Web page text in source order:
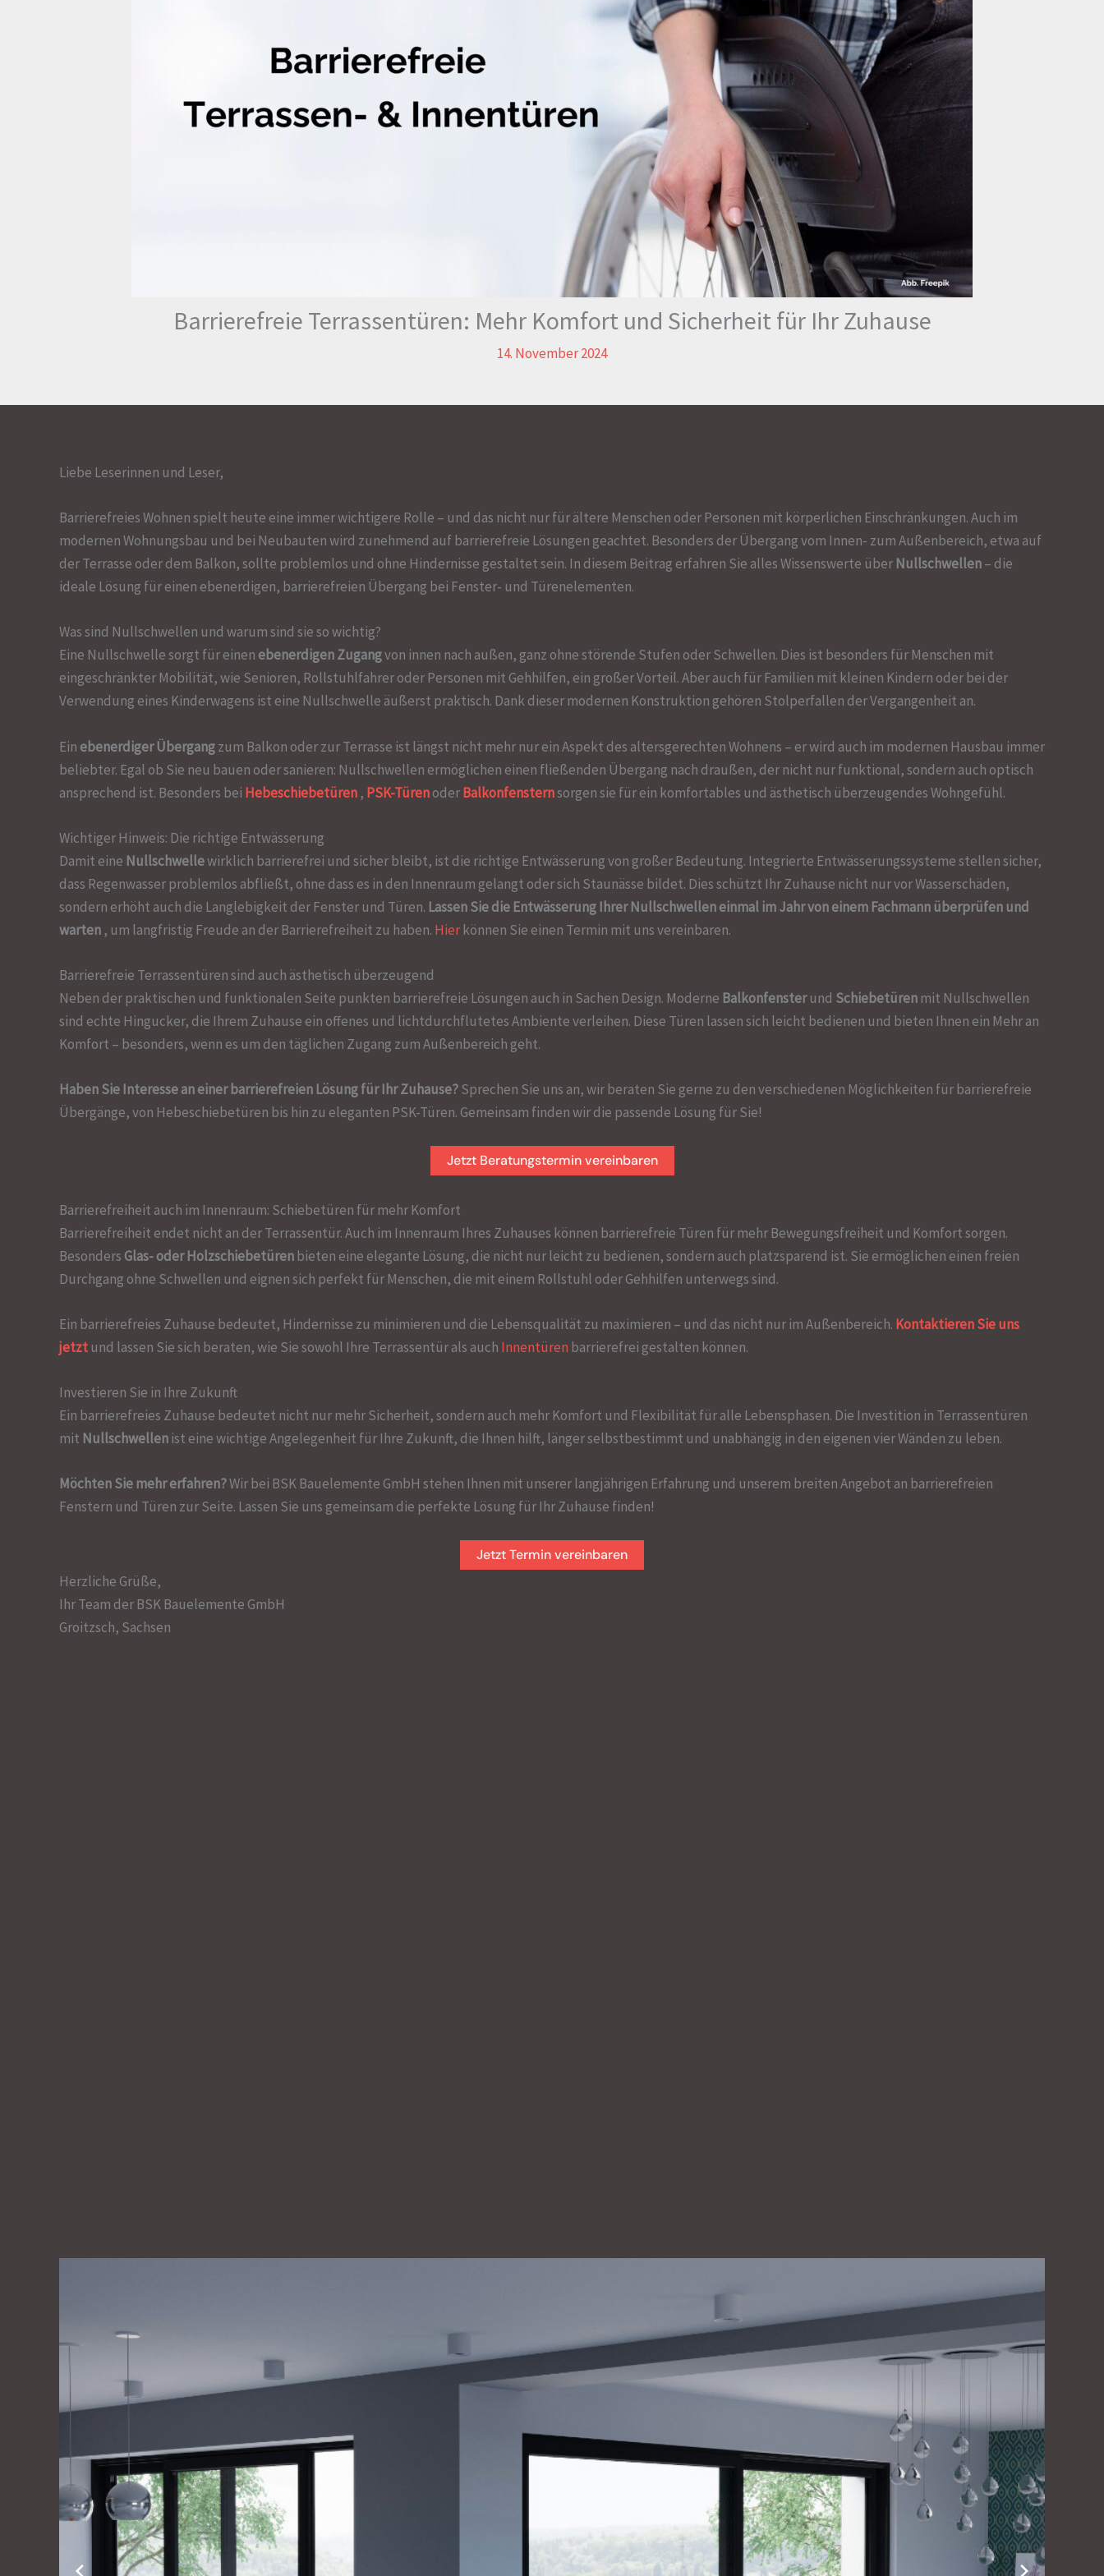
Barrierefreie Terrassentüren: Mehr Komfort und Sicherheit für Ihr Zuhause
14. November 2024
Liebe Leserinnen und Leser,
Barrierefreies Wohnen spielt heute eine immer wichtigere Rolle – und das nicht nur für ältere Menschen oder Personen mit körperlichen Einschränkungen. Auch im
modernen Wohnungsbau und bei Neubauten wird zunehmend auf barrierefreie Lösungen geachtet. Besonders der Übergang vom Innen- zum Außenbereich, etwa auf
der Terrasse oder dem Balkon, sollte problemlos und ohne Hindernisse gestaltet sein. In diesem Beitrag erfahren Sie alles Wissenswerte über Nullschwellen– die
ideale Lösung für einen ebenerdigen, barrierefreien Übergang bei Fenster- und Türenelementen.
Was sind Nullschwellen und warum sind sie so wichtig?
Eine Nullschwelle sorgt für einen ebenerdigen Zugangvon innen nach außen, ganz ohne störende Stufen oder Schwellen. Dies ist besonders für Menschen mit
eingeschränkter Mobilität, wie Senioren, Rollstuhlfahrer oder Personen mit Gehhilfen, ein großer Vorteil. Aber auch für Familien mit kleinen Kindern oder bei der
Verwendung eines Kinderwagens ist eine Nullschwelle äußerst praktisch. Dank dieser modernen Konstruktion gehören Stolperfallen der Vergangenheit an.
Ein ebenerdiger Übergangzum Balkon oder zur Terrasse ist längst nicht mehr nur ein Aspekt des altersgerechten Wohnens – er wird auch im modernen Hausbau immer
beliebter. Egal ob Sie neu bauen oder sanieren: Nullschwellen ermöglichen einen fließenden Übergang nach draußen, der nicht nur funktional, sondern auch optisch
ansprechend ist. Besonders bei Hebeschiebetüren , PSK-TürenoderBalkonfensternsorgen sie für ein komfortables und ästhetisch überzeugendes Wohngefühl.
Wichtiger Hinweis: Die richtige Entwässerung
Damit eine Nullschwellewirklich barrierefrei und sicher bleibt, ist die richtige Entwässerung von großer Bedeutung. Integrierte Entwässerungssysteme stellen sicher,
dass Regenwasser problemlos abfließt, ohne dass es in den Innenraum gelangt oder sich Staunässe bildet. Dies schützt Ihr Zuhause nicht nur vor Wasserschäden,
sondern erhöht auch die Langlebigkeit der Fenster und Türen. Lassen Sie die Entwässerung Ihrer Nullschwellen einmal im Jahr von einem Fachmann überprüfen und
warten , um langfristig Freude an der Barrierefreiheit zu haben. Hierkönnen Sie einen Termin mit uns vereinbaren.
Barrierefreie Terrassentüren sind auch ästhetisch überzeugend
Neben der praktischen und funktionalen Seite punkten barrierefreie Lösungen auch in Sachen Design. Moderne Balkonfensterund Schiebetüren mit Nullschwellen
sind echte Hingucker, die Ihrem Zuhause ein offenes und lichtdurchflutetes Ambiente verleihen. Diese Türen lassen sich leicht bedienen und bieten Ihnen ein Mehr an
Komfort – besonders, wenn es um den täglichen Zugang zum Außenbereich geht.
Haben Sie Interesse an einer barrierefreien Lösung für Ihr Zuhause?Sprechen Sie uns an, wir beraten Sie gerne zu den verschiedenen Möglichkeiten für barrierefreie
Übergänge, von Hebeschiebetüren bis hin zu eleganten PSK-Türen. Gemeinsam finden wir die passende Lösung für Sie!
Jetzt Beratungstermin vereinbaren
Barrierefreiheit auch im Innenraum: Schiebetüren für mehr Komfort
Barrierefreiheit endet nicht an der Terrassentür. Auch im Innenraum Ihres Zuhauses können barrierefreie Türen für mehr Bewegungsfreiheit und Komfort sorgen.
Besonders Glas- oder Holzschiebetüren bieten eine elegante Lösung, die nicht nur leicht zu bedienen, sondern auch platzsparend ist. Sie ermöglichen einen freien
Durchgang ohne Schwellen und eignen sich perfekt für Menschen, die mit einem Rollstuhl oder Gehhilfen unterwegs sind.
Ein barrierefreies Zuhause bedeutet, Hindernisse zu minimieren und die Lebensqualität zu maximieren – und das nicht nur im Außenbereich. Kontaktieren Sie uns
jetzt und lassen Sie sich beraten, wie Sie sowohl Ihre Terrassentür als auch Innentüren barrierefrei gestalten können.
Investieren Sie in Ihre Zukunft
Ein barrierefreies Zuhause bedeutet nicht nur mehr Sicherheit, sondern auch mehr Komfort und Flexibilität für alle Lebensphasen. Die Investition in Terrassentüren
mit Nullschwellen ist eine wichtige Angelegenheit für Ihre Zukunft, die Ihnen hilft, länger selbstbestimmt und unabhängig in den eigenen vier Wänden zu leben.
Möchten Sie mehr erfahren?Wir bei BSK Bauelemente GmbH stehen Ihnen mit unserer langjährigen Erfahrung und unserem breiten Angebot an barrierefreien
Fenstern und Türen zur Seite. Lassen Sie uns gemeinsam die perfekte Lösung für Ihr Zuhause finden!
Jetzt Termin vereinbaren
Herzliche Grüße,
Ihr Team der BSK Bauelemente GmbH
Groitzsch, Sachsen